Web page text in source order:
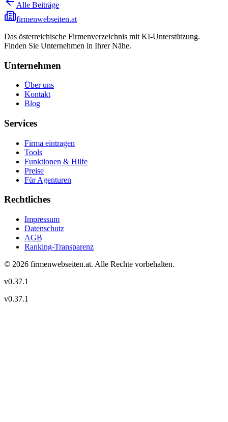
Alle Beiträge
firmenwebseiten.at
Das österreichische Firmenverzeichnis mit KI-Unterstützung.
Finden Sie Unternehmen in Ihrer Nähe.
Unternehmen
Über uns
Kontakt
Blog
Services
Firma eintragen
Tools
Funktionen & Hilfe
Preise
Für Agenturen
Rechtliches
Impressum
Datenschutz
AGB
Ranking-Transparenz
© 2026 firmenwebseiten.at. Alle Rechte vorbehalten.
v0.37.1
v0.37.1